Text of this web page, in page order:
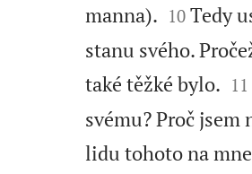
manna).
10 Tedy
stanu svého.
také těžké bylo.
11
svému? Proč
lidu tohoto na